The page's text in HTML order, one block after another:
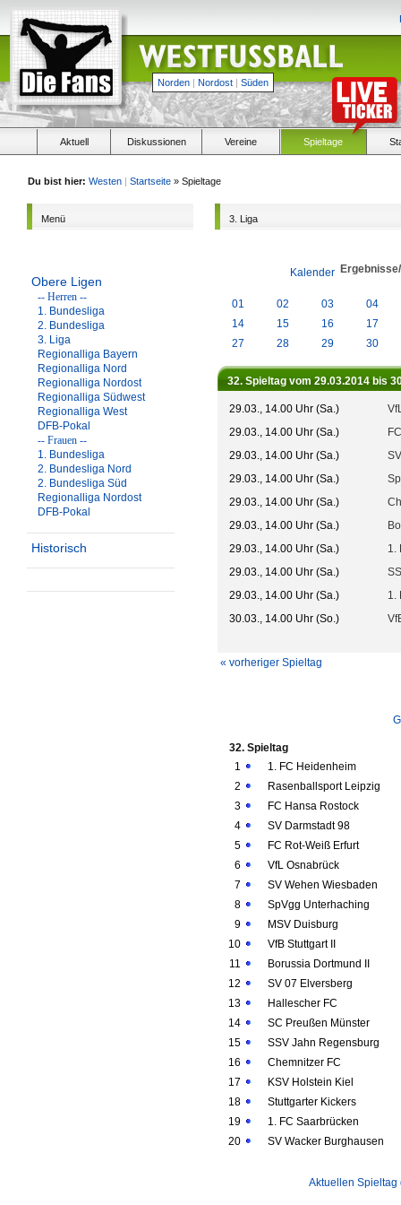
Norden | Nordost | Süden
Aktuell Diskussionen Vereine Spieltage
Du bist hier: Westen | Startseite » Spieltage
Menü
Obere Ligen
-- Herren --
1. Bundesliga
2. Bundesliga
3. Liga
Regionalliga Bayern
Regionalliga Nord
Regionalliga Nordost
Regionalliga Südwest
Regionalliga West
DFB-Pokal
-- Frauen --
1. Bundesliga
2. Bundesliga Nord
2. Bundesliga Süd
Regionalliga Nordost
DFB-Pokal
Historisch
3. Liga
Kalender
01 02 03
04
14
15 16
17
27
28 29 30
32. Spieltag vom 29.03.2014 bis
29.03., 14.00 Uhr (Sa.)
29.03., 14.00 Uhr (Sa.)
29.03., 14.00 Uhr (Sa.)
29.03., 14.00 Uhr (Sa.)
29.03., 14.00 Uhr (Sa.)
29.03., 14.00 Uhr (Sa.)
29.03., 14.00 Uhr (Sa.)
1.
29.03., 14.00 Uhr (Sa.)
29.03., 14.00 Uhr (Sa.)
1.
30.03., 14.00 Uhr (So.)
« vorheriger Spieltag
32. Spieltag
1
1. FC Heidenheim
2
Rasenballsport Leipzig
3
FC Hansa Rostock
4
SV Darmstadt 98
5
FC Rot-Weiß Erfurt
6
VfL Osnabrück
7
SV Wehen Wiesbaden
8
SpVgg Unterhaching
9
MSV Duisburg
10
VfB Stuttgart II
11
Borussia Dortmund II
12
SV 07 Elversberg
13
Hallescher FC
14
SC Preußen Münster
15
SSV Jahn Regensburg
16
Chemnitzer FC
17
KSV Holstein Kiel
18
Stuttgarter Kickers
19
1. FC Saarbrücken
20
SV Wacker Burghausen
Aktuellen Spieltag